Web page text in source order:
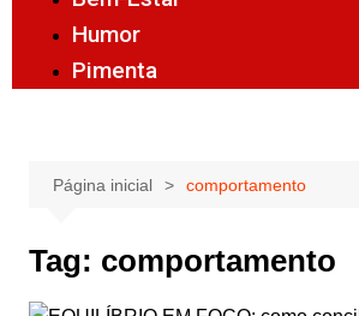
Humor
Pimenta
Página inicial comportamento
Tag: comportamento